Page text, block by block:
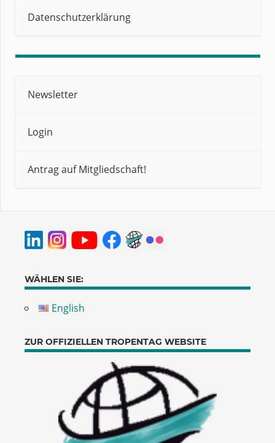
Datenschutzerklärung
Newsletter
Login
Antrag auf Mitgliedschaft!
WÄHLEN SIE:
English
ZUR OFFIZIELLEN TROPENTAG WEBSITE